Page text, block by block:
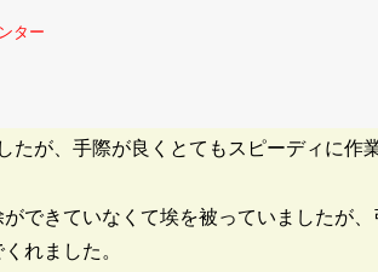
ター
たが、手際が良くとてもスピーディに作
できていなくて埃を被っていましたが
れました。